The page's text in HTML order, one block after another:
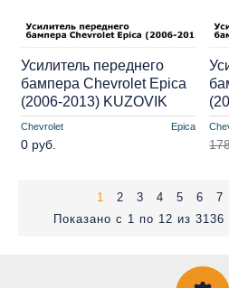
Chevrolet Epica
Усилитель переднего
бампера Chevrolet Epica
(2006-2013) KUZOVIK
0 руб.
1 2 3 4 5 6 7
Показано с 1 по 12 из 3136